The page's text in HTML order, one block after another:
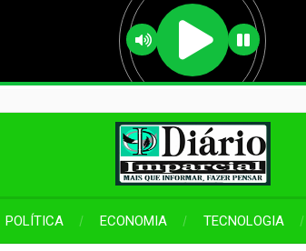
POLÍTICA ECONOMIA TECNOLOGIA